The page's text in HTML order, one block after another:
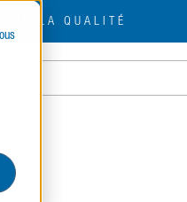
LA QUALITÉ